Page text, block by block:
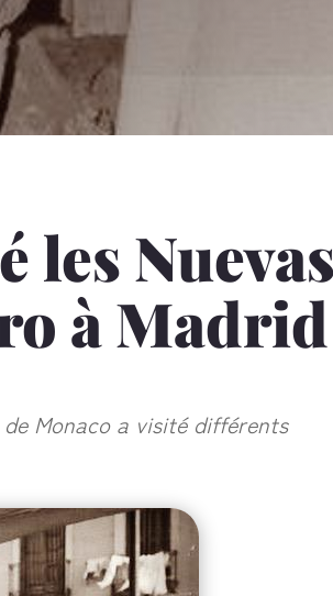
les
à Madrid
de Monaco a visité différents